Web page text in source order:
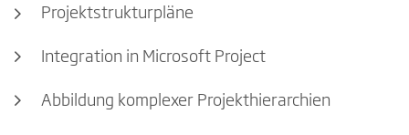
Projektstrukturpläne
Integration in Microsoft Project
Abbildung komplexer Projekthierarchien